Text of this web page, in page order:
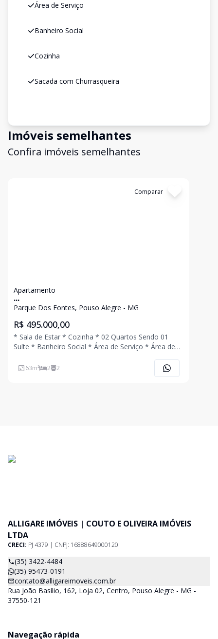
Área de Serviço
Banheiro Social
Cozinha
Sacada com Churrasqueira
Imóveis semelhantes
Confira imóveis semelhantes
Comparar
Apartamento
...
Parque Dos Fontes, Pouso Alegre - MG
R$ 495.000,00
* Sala de Estar * Cozinha * 02 Quartos Sendo 01
Suíte * Banheiro Social * Área de Serviço * Área de
com Elevador e Área Gourmet com Churrasqueira
63m² 2 2
ALLIGARE IMÓVEIS | COUTO E OLIVEIRA IMÓVEIS
LTDA
CRECI: PJ 4379 | CNPJ: 16888649000120
(35) 3422-4484
(35) 95473-0191
contato@alligareimoveis.com.br
Rua João Basílio, 162, Loja 02, Centro, Pouso Alegre - MG -
37550-121
Navegação rápida